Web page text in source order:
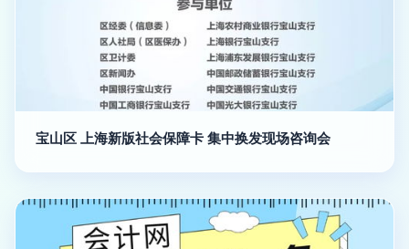
宝山区 上海新版社会保障卡 集中换发现场咨询会